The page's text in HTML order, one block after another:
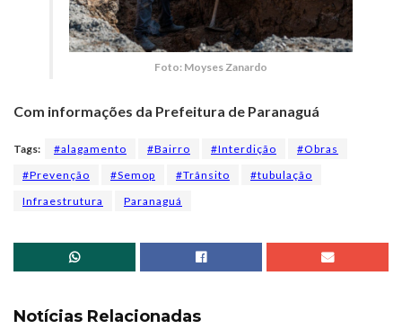
Foto: Moyses Zanardo
Com informações da Prefeitura de Paranaguá
Tags: #alagamento #Bairro #Interdição
#Obras
#Prevenção
#Semop #Trânsito
#tubulação
Infraestrutura
Paranaguá
Notícias Relacionadas